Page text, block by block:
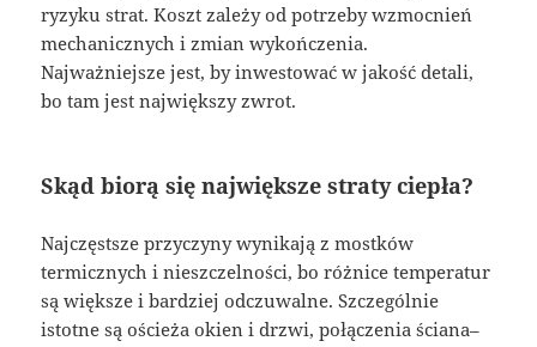
ryzyku strat. Koszt zależy od potrzeby wzmocnień
mechanicznych i zmian wykończenia.
Najważniejsze jest, by inwestować w jakość detali,
bo tam jest największy zwrot.
Skąd biorą się największe straty ciepła?
Najczęstsze przyczyny wynikają z mostków
termicznych i nieszczelności, bo różnice temperatur
są większe i bardziej odczuwalne. Szczególnie
istotne są ościeża okien i drzwi, połączenia ściana–